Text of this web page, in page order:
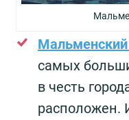
Мальменский
самых
в честь
расположен.